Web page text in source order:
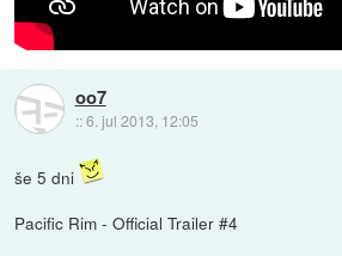
oo7
::6. jul 2013, 12:05
še 5 dni
Pacific Rim - Official Trailer #4